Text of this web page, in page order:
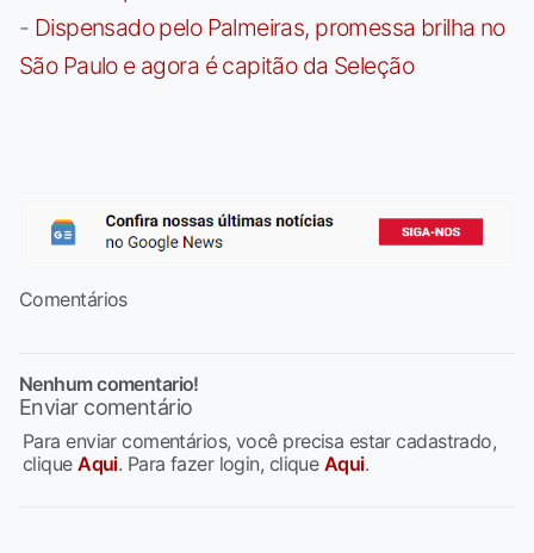
- Dispensado pelo Palmeiras, promessa brilha no
São Paulo e agora é capitão da Seleção
Comentários
Nenhum comentario!
Enviar comentário
Para enviar comentários, você precisa estar cadastrado,
cliqueAqui. Para fazer login, clique Aqui.